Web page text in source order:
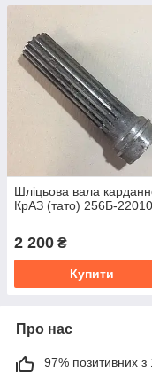
Шліцьова вала
КрАЗ (тато) 256Б-
2 200 ₴
Купити
Про нас
97% позитивних з